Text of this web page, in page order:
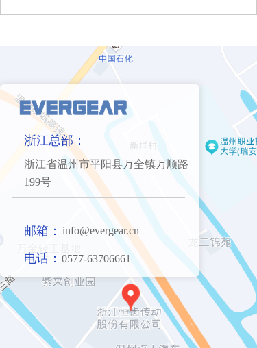
浙江总部：
浙江省温州市平阳县万全镇万顺路
199号
邮箱： info@evergear.cn
电话： 0577-63706661